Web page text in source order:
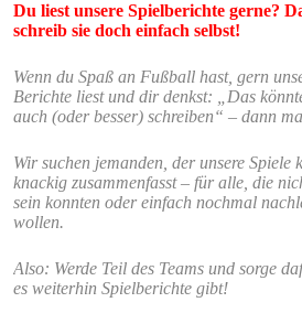
Du liest unsere Spielberichte gerne?
schreib sie doch einfach selbst!
Wenn du Spaß an Fußball hast, gern
Berichte liest und dir denkst: „Das
auch (oder besser) schreiben“ – dann
Wir suchen jemanden, der unsere Spiele
knackig zusammenfasst – für alle, die
sein konnten oder einfach nochmal
wollen.
Also: Werde Teil des Teams und sorge
es weiterhin Spielberichte gibt!